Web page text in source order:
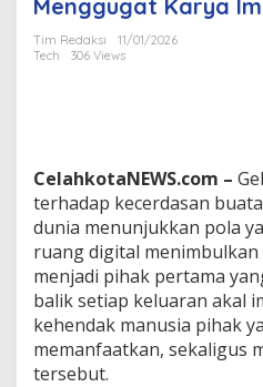
m
e
n
a
a
K
e
c
e
r
d
a
Menggugat Karya
Tim Redaksi
11/01/2026
Tech
306 Views
CelahkotaNEWS.com –
terhadap kecerdasan
dunia menunjukkan pola
ruang digital
menjadi pihak pertama
balik setiap keluaran akal
kehendak manusia pihak
memanfaatkan, sekaligus
tersebut.